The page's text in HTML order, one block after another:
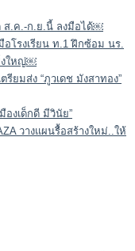
ส.ค.-ก.ย.นี้ ลงมือได้￼
โรงเรียน ท.1 ฝึกซ้อม นร.
งใหญ่￼
ยมส่ง “ภูวเดช มังสาทอง”
องเด็กดี มีวินัย”
วางแผนรื้อสร้างใหม่..ให้